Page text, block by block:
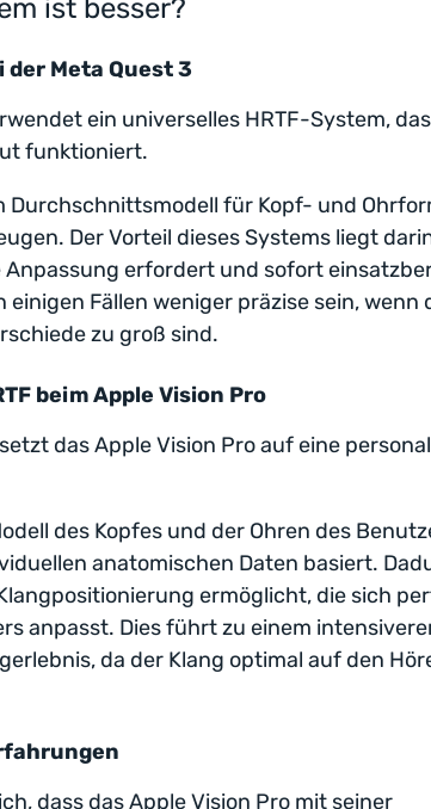
ist besser?
der Meta Quest 3
ein universelles HRTF-System,
funktioniert.
Durchschnittsmodell für Kopf- und
Der Vorteil dieses Systems liegt
Anpassung erfordert und sofort
einigen Fällen weniger präzise sein, wenn
zu groß sind.
beim Apple Vision Pro
das Apple Vision Pro auf eine
des Kopfes und der Ohren des
anatomischen Daten basiert.
ermöglicht, die sich
anpasst. Dies führt zu einem
da der Klang optimal auf den
dass das Apple Vision Pro mit seiner